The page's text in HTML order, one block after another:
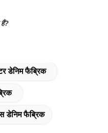
हैं?
डेनिम फैब्रिक
डेनिम फैब्रिक